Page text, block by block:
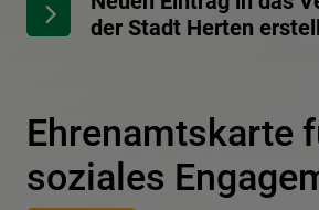
der Stadt Herten
Ehrenamtskarte
soziales